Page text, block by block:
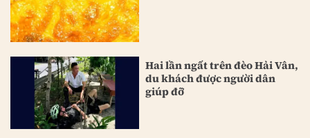
Hai lần ngất trên đèo Hải Vân,
du khách được người dân
giúp đỡ